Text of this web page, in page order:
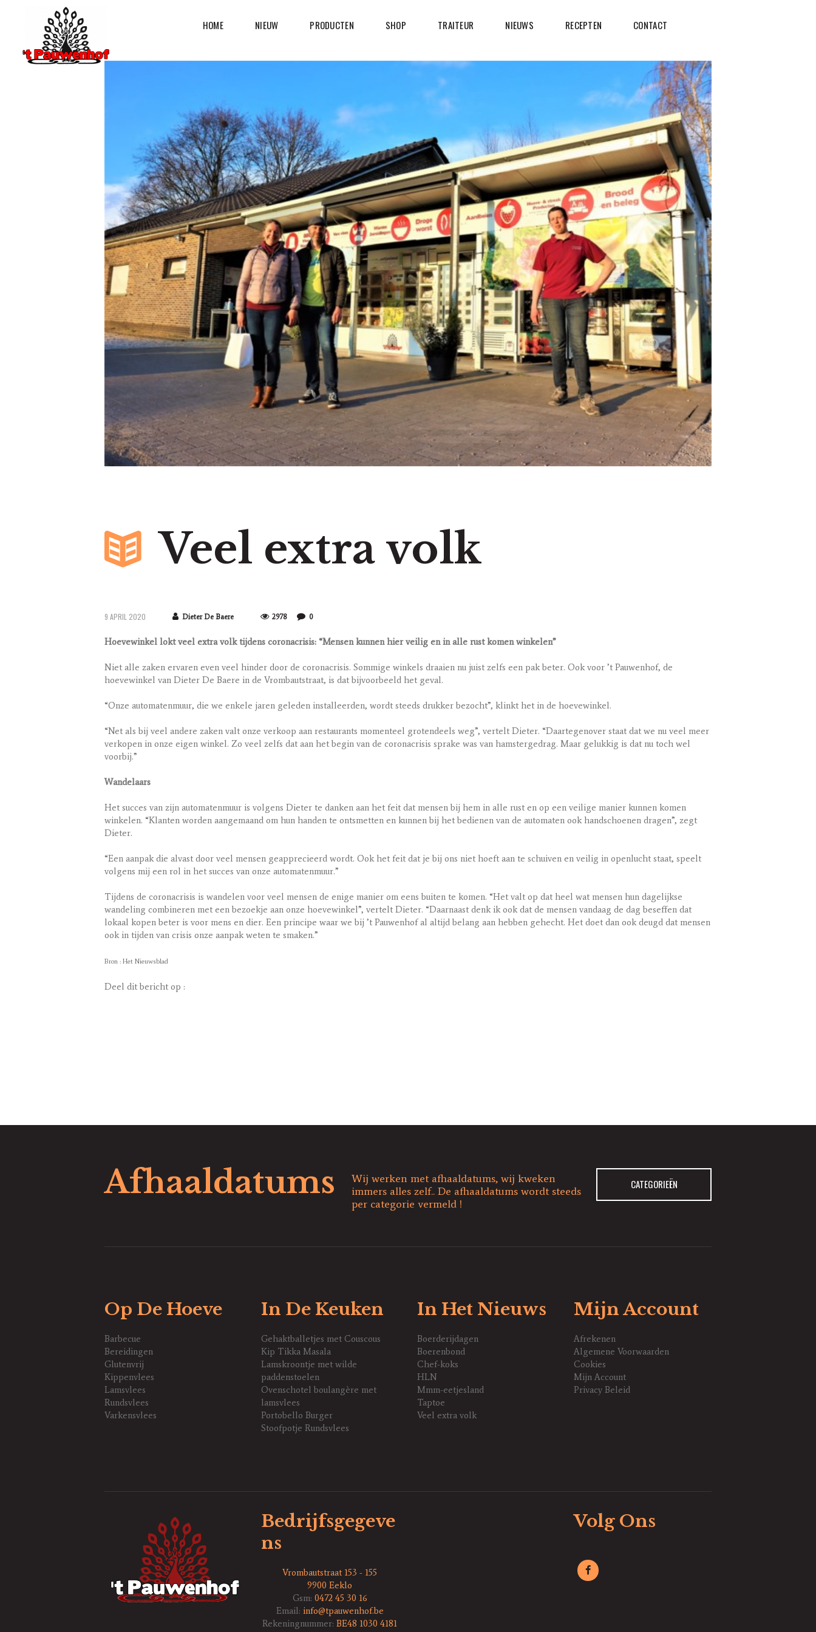
HOME NIEUW PRODUCTEN SHOP TRAITEUR NIEUWS RECEPTEN CONTACT
Veel extra volk
9 APRIL 2020 Dieter De Baere 2978 0
Hoevewinkel lokt veel extra volk tijdens coronacrisis: “Mensen kunnen hier veilig en in alle rust komen winkelen”
Niet alle zaken ervaren even veel hinder door de coronacrisis. Sommige winkels draaien nu juist zelfs een pak beter. Ook voor ’t Pauwenhof, de
hoevewinkel van Dieter De Baere in de Vrombautstraat, is dat bijvoorbeeld het geval.
“Onze automatenmuur, die we enkele jaren geleden installeerden, wordt steeds drukker bezocht”, klinkt het in de hoevewinkel.
“Net als bij veel andere zaken valt onze verkoop aan restaurants momenteel grotendeels weg”, vertelt Dieter. “Daartegenover staat dat we nu veel meer
verkopen in onze eigen winkel. Zo veel zelfs dat aan het begin van de coronacrisis sprake was van hamstergedrag. Maar gelukkig is dat nu toch wel
voorbij.”
Wandelaars
Het succes van zijn automatenmuur is volgens Dieter te danken aan het feit dat mensen bij hem in alle rust en op een veilige manier kunnen komen
winkelen. “Klanten worden aangemaand om hun handen te ontsmetten en kunnen bij het bedienen van de automaten ook handschoenen dragen”, zegt
Dieter.
“Een aanpak die alvast door veel mensen geapprecieerd wordt. Ook het feit dat je bij ons niet hoeft aan te schuiven en veilig in openlucht staat, speelt
volgens mij een rol in het succes van onze automatenmuur.”
Tijdens de coronacrisis is wandelen voor veel mensen de enige manier om eens buiten te komen. “Het valt op dat heel wat mensen hun dagelijkse
wandeling combineren met een bezoekje aan onze hoevewinkel”, vertelt Dieter. “Daarnaast denk ik ook dat de mensen vandaag de dag beseffen dat
lokaal kopen beter is voor mens en dier. Een principe waar we bij ’t Pauwenhof al altijd belang aan hebben gehecht. Het doet dan ook deugd dat mensen
ook in tijden van crisis onze aanpak weten te smaken.”
Bron : Het Nieuwsblad
Deel dit bericht op :
Afhaaldatums
Wij werken met afhaaldatums, wij kweken
immers alles zelf.. De afhaaldatums wordt steeds
per categorie vermeld !
CATEGORIEËN
Op De Hoeve
Barbecue
Bereidingen
Glutenvrij
Kippenvlees
Lamsvlees
Rundsvlees
Varkensvlees
In De Keuken
Gehaktballetjes met Couscous
Kip Tikka Masala
Lamskroontje met wilde
paddenstoelen
Ovenschotel boulangère met
lamsvlees
Portobello Burger
Stoofpotje Rundsvlees
In Het Nieuws
Boerderijdagen
Boerenbond
Chef-koks
HLN
Mmm-eetjesland
Taptoe
Veel extra volk
Mijn Account
Afrekenen
Algemene Voorwaarden
Cookies
Mijn Account
Privacy Beleid
Bedrijfsgegeve
ns
Vrombautstraat 153 - 155
9900 Eeklo
Gsm: 0472 45 30 16
Email: info@tpauwenhof.be
Rekeningnummer:BE48 1030 4181
Volg Ons